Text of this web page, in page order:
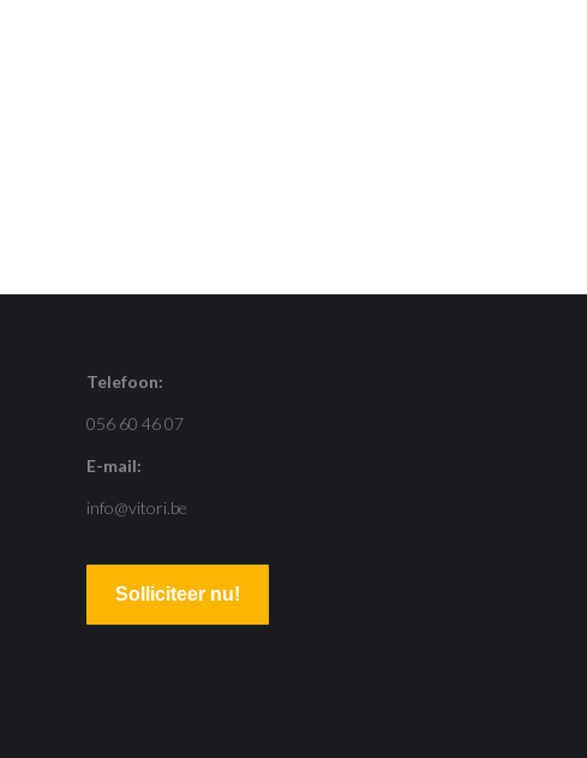
Telefoon:
056 60 46 07
E-mail:
info@vitori.be
Solliciteer nu!